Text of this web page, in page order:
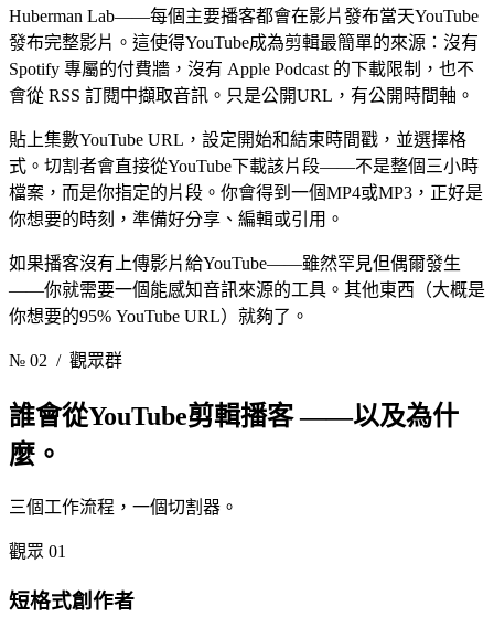
Huberman Lab——每個主要播客都會在影片發布當天YouTube
發布完整影片。這使得YouTube成為剪輯最簡單的來源：沒有
Spotify 專屬的付費牆，沒有 Apple Podcast 的下載限制，也不
會從 RSS 訂閱中擷取音訊。只是公開URL，有公開時間軸。
貼上集數YouTube URL，設定開始和結束時間戳，並選擇格
式。切割者會直接從YouTube下載該片段——不是整個三小時
檔案，而是你指定的片段。你會得到一個MP4或MP3，正好是
你想要的時刻，準備好分享、編輯或引用。
如果播客沒有上傳影片給YouTube——雖然罕見但偶爾發生
——你就需要一個能感知音訊來源的工具。其他東西（大概是
你想要的95% YouTube URL）就夠了。
№ 02 / 觀眾群
誰會從YouTube剪輯播客——以及為什
麼。
三個工作流程，一個切割器。
觀眾 01
短格式創作者